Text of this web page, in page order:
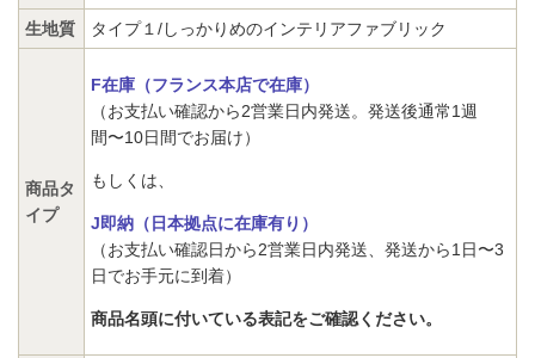
生地質 タイプ１/しっかりめのインテリアファブリック
商品タ
イプ
F在庫（フランス本店で在庫）
（お支払い確認から2営業日内発送。発送後通常1週
間〜10日間でお届け）
もしくは、
J即納（日本拠点に在庫有り）
（お支払い確認日から2営業日内発送、発送から1日〜3
日でお手元に到着）
商品名頭に付いている表記をご確認ください。